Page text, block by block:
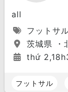
all
フットサ
茨城県 ・
thứ
フットサル